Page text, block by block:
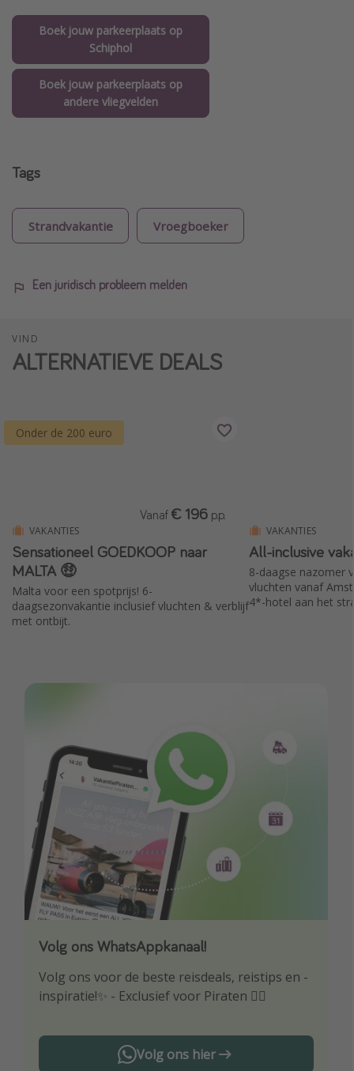
Boek jouw parkeerplaats op
Schiphol
Boek jouw parkeerplaats op
andere vliegvelden
Tags
Strandvakantie Vroegboeker
Een juridisch probleem melden
VIND
ALTERNATIEVE DEALS
Onder de 200 euro
VAKANTIES
Sensationeel GOEDKOOP naar
MALTA 🤑
Malta voor een spotprijs! 6-
daagsezonvakantie inclusief vluchten & verblijf
met ontbijt.
Vanaf € 196 p.p.
VAKANTIES
All-inclusive
8-daagse nazomer
vluchten vanaf
4*-hotel aan het
Volg ons WhatsAppkanaal!
Volg ons voor de beste reisdeals, reistips en -
inspiratie!✨ - Exclusief voor Piraten 🏴‍☠️
Volg ons hier
Download onze app
Wees als eerste op de hoogte van de beste
reisaanbiedingen